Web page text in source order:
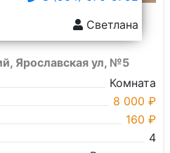
Светлана
Ярославская ул, №5
Комната
8 000 ₽
160 ₽
4